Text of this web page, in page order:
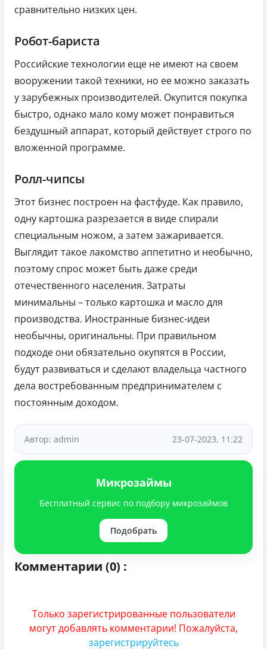
сравнительно низких цен.
Робот-бариста
Российские технологии еще не имеют на своем
вооружении такой техники, но ее можно заказать
у зарубежных производителей. Окупится покупка
быстро, однако мало кому может понравиться
бездушный аппарат, который действует строго по
вложенной программе.
Ролл-чипсы
Этот бизнес построен на фастфуде. Как правило,
одну картошка разрезается в виде спирали
специальным ножом, а затем зажаривается.
Выглядит такое лакомство аппетитно и необычно,
поэтому спрос может быть даже среди
отечественного населения. Затраты
минимальны – только картошка и масло для
производства. Иностранные бизнес-идеи
необычны, оригинальны. При правильном
подходе они обязательно окупятся в России,
будут развиваться и сделают владельца частного
дела востребованным предпринимателем с
постоянным доходом.
Автор: admin 23-07-2023, 11:22
Микрозаймы
Бесплатный сервис по подбору микрозаймов
Подобрать
Комментарии (0) :
Только зарегистрированные пользователи
могут добавлять комментарии! Пожалуйста,
зарегистрируйтесь